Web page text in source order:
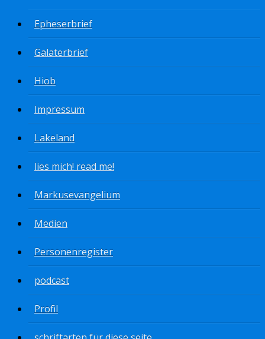
Epheserbrief
Galaterbrief
Hiob
Impressum
Lakeland
lies mich! read me!
Markusevangelium
Medien
Personenregister
podcast
Profil